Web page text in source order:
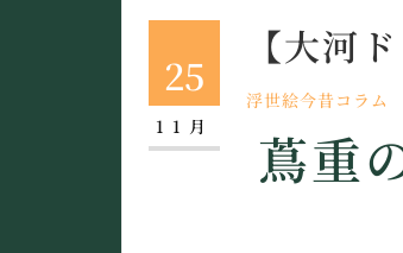
25
11月
【大河
浮世絵今昔コラム
蔦重